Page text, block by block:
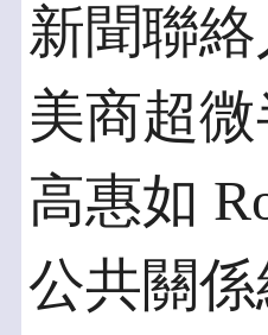
新聞聯絡
美商超
高惠如
公共關係